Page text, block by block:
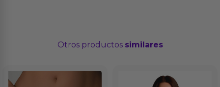
Otros productos similares